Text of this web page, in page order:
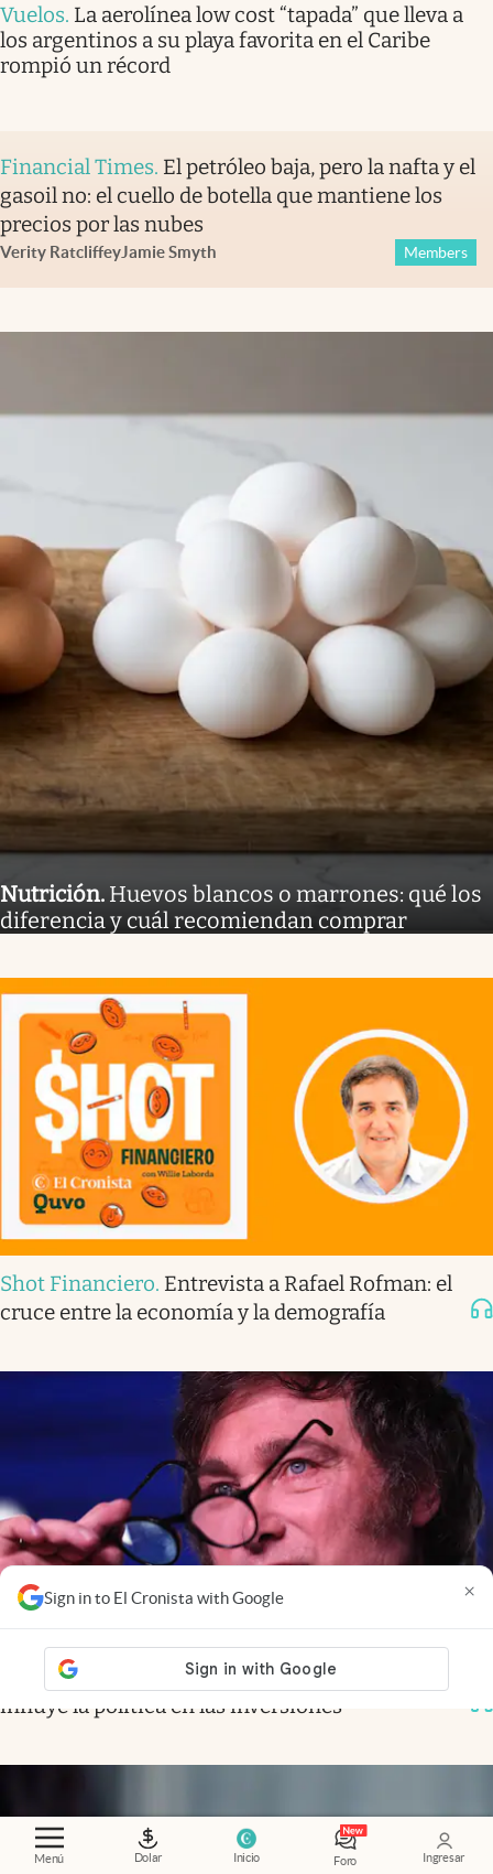
Menú Dolar Inicio Foro Ingresar
Sign in to El Cronista with Google ×
Vuelos. La aerolínea low cost “tapada” que lleva a
los argentinos a su playa favorita en el Caribe
rompió un récord
Financial Times. El petróleo baja, pero la nafta y el
gasoil no: el cuello de botella que mantiene los
precios por las nubes
Verity RatcliffeyJamie Smyth Members
Nutrición. Huevos blancos o marrones: qué los
diferencia y cuál recomiendan comprar
Shot Financiero. Entrevista a Rafael Rofman: el
cruce entre la economía y la demografía
Economía al día
El mercado ya mira a 2027: cómo
influye la política en las inversiones